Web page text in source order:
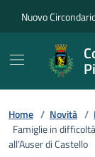
Nuovo
Home / Novità /
Famiglie in
all’Auser di Castello